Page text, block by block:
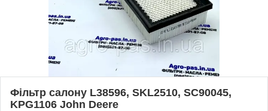
Фільтр салону L38596, SKL2510, SC90045,
KPG1106 John Deere